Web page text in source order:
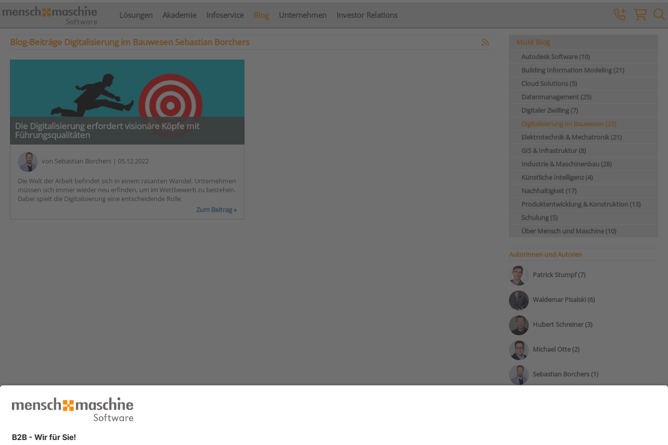
Lösungen Akademie Infoservice Blog Unternehmen Investor Relations
Blog-Beiträge Digitalisierung im Bauwesen Sebastian Borchers
Die Digitalisierung erfordert visionäre Köpfe mit
Führungsqualitäten
von Sebastian Borchers | 05.12.2022
Die Welt der Arbeit befindet sich in einem rasanten Wandel. Unternehmen
müssen sich immer wieder neu erfinden, um im Wettbewerb zu bestehen.
Dabei spielt die Digitalisierung eine entscheidende Rolle.
Zum Beitrag »
MuM Blog
Autodesk Software (10)
Building Information Modeling (21)
Cloud Solutions (5)
Datenmanagement (25)
Digitaler Zwilling (7)
Digitalisierung im Bauwesen (23)
Elektrotechnik & Mechatronik (21)
GIS & Infrastruktur (8)
Industrie & Maschinenbau (28)
Künstliche Intelligenz (4)
Nachhaltigkeit (17)
Produktentwicklung & Konstruktion (13)
Schulung (5)
Über Mensch und Maschine (10)
Autorinnen und Autoren
Patrick Stumpf (7)
Waldemar Pisalski (6)
Hubert Schreiner (3)
Michael Otte (2)
Sebastian Borchers (1)